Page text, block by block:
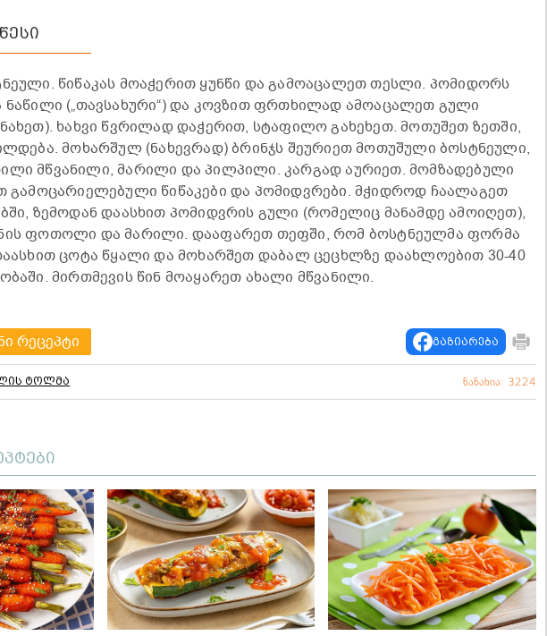
წიწაკას მოაჭერით ყუნწი და გამოაცალეთ თესლი. პომიდორს
ნაწილი („თავსახური“) და კოვზით ფრთხილად ამოაცალეთ გული
ხახვი წვრილად დაჭერით, სტაფილო გახეხეთ. მოთუშეთ ზეთში,
მოხარშულ (ნახევრად) ბრინჯს შეურიეთ მოთუშული ბოსტნეული,
მწვანილი, მარილი და პილპილი. კარგად აურიეთ. მომზადებული
გამოცარიელებული წიწაკები და პომიდვრები. მჭიდროდ ჩაალაგეთ
ზემოდან დაასხით პომიდვრის გული (რომელიც მანამდე ამოიღეთ),
ფოთოლი და მარილი. დააფარეთ თეფში, რომ ბოსტნეულმა ფორმა
ცოტა წყალი და მოხარშეთ დაბალ ცეცხლზე დაახლოებით 30-40
მირთმევის წინ მოაყარეთ ახალი მწვანილი.
რეცეპტი გაზიარება
ტოლმა ნანახია: 3224